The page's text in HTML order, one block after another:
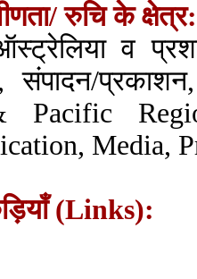
रुचि के क्षेत्र:
व
संपादन/
Media,
(Links):